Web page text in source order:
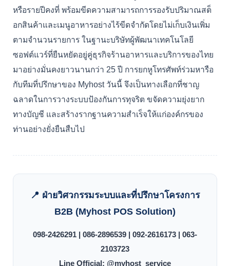
หรือรายปีคงที่ พร้อมขีดความสามารถการรองรับปริมาณสต็
อกสินค้าและเมนูอาหารอย่างไร้ขีดจำกัดโดยไม่เก็บเงินเพิ่ม
ตามจำนวนรายการ ในฐานะบริษัทผู้พัฒนาเทคโนโลยี
ซอฟต์แวร์ที่ยืนหยัดอยู่คู่ธุรกิจร้านอาหารและบริการของไทย
มาอย่างมั่นคงยาวนานกว่า 25 ปี การยกหูโทรศัพท์ร่วมหารือ
กับทีมที่ปรึกษาของ Myhost วันนี้ จึงเป็นทางเลือกที่ชาญ
ฉลาดในการวางระบบป้องกันการทุจริต ขจัดความยุ่งยาก
ทางบัญชี และสร้างรากฐานความสำเร็จให้แก่องค์กรของ
ท่านอย่างยั่งยืนสืบไป
📍 ฝ่ายวิศวกรรมระบบและที่ปรึกษาโครงการ
B2B (Myhost POS Solution)
098-2426291 | 086-2896539 | 092-2616173 | 063-
2103723
Line Official: @myhost_service